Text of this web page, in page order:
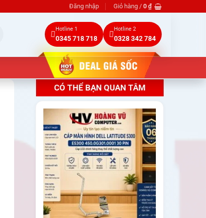
Đăng nhập Giỏ hàng / 0 ₫
Hotline 1
0345 718 718
Hotline 2
0328 342 784
CÓ THỂ BẠN QUAN TÂM